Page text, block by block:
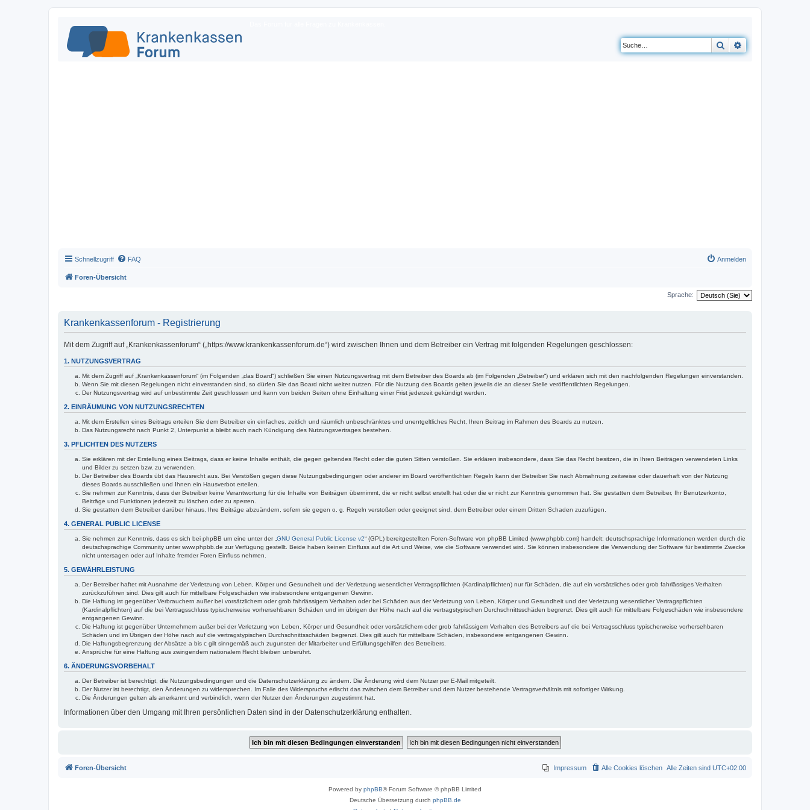
Suche
Schnellzugriff FAQ Anmelden
Foren-Übersicht
Sprache:
Krankenkassenforum - Registrierung
Mit dem Zugriff auf „Krankenkassenforum“ („https://www.krankenkassenforum.de“) wird zwischen Ihnen und dem Betreiber ein Vertrag mit folgenden Regelungen geschlossen:
1. NUTZUNGSVERTRAG
Mit dem Zugriff auf „Krankenkassenforum“ (im Folgenden „das Board“) schließen Sie einen Nutzungsvertrag mit dem Betreiber des Boards ab (im Folgenden „Betreiber“) und erklären sich mit den nachfolgenden Regelungen einverstanden.
Wenn Sie mit diesen Regelungen nicht einverstanden sind, so dürfen Sie das Board nicht weiter nutzen. Für die Nutzung des Boards gelten jeweils die an dieser Stelle veröffentlichten Regelungen.
Der Nutzungsvertrag wird auf unbestimmte Zeit geschlossen und kann von beiden Seiten ohne Einhaltung einer Frist jederzeit gekündigt werden.
2. EINRÄUMUNG VON NUTZUNGSRECHTEN
Mit dem Erstellen eines Beitrags erteilen Sie dem Betreiber ein einfaches, zeitlich und räumlich unbeschränktes und unentgeltliches Recht, Ihren Beitrag im Rahmen des Boards zu nutzen.
Das Nutzungsrecht nach Punkt 2, Unterpunkt a bleibt auch nach Kündigung des Nutzungsvertrages bestehen.
3. PFLICHTEN DES NUTZERS
Sie erklären mit der Erstellung eines Beitrags, dass er keine Inhalte enthält, die gegen geltendes Recht oder die guten Sitten verstoßen. Sie erklären insbesondere, dass Sie das Recht besitzen, die in Ihren Beiträgen verwendeten Links
und Bilder zu setzen bzw. zu verwenden.
Der Betreiber des Boards übt das Hausrecht aus. Bei Verstößen gegen diese Nutzungsbedingungen oder anderer im Board veröffentlichten Regeln kann der Betreiber Sie nach Abmahnung zeitweise oder dauerhaft von der Nutzung
dieses Boards ausschließen und Ihnen ein Hausverbot erteilen.
Sie nehmen zur Kenntnis, dass der Betreiber keine Verantwortung für die Inhalte von Beiträgen übernimmt, die er nicht selbst erstellt hat oder die er nicht zur Kenntnis genommen hat. Sie gestatten dem Betreiber, Ihr Benutzerkonto,
Beiträge und Funktionen jederzeit zu löschen oder zu sperren.
Sie gestatten dem Betreiber darüber hinaus, Ihre Beiträge abzuändern, sofern sie gegen o. g. Regeln verstoßen oder geeignet sind, dem Betreiber oder einem Dritten Schaden zuzufügen.
4. GENERAL PUBLIC LICENSE
Sie nehmen zur Kenntnis, dass es sich bei phpBB um eine unter der „ GNU General Public License v2“ (GPL) bereitgestellten Foren-Software von phpBB Limited (www.phpbb.com) handelt; deutschsprachige Informationen werden durch die
deutschsprachige Community unter www.phpbb.de zur Verfügung gestellt. Beide haben keinen Einfluss auf die Art und Weise, wie die Software verwendet wird. Sie können insbesondere die Verwendung der Software für bestimmte Zwecke
nicht untersagen oder auf Inhalte fremder Foren Einfluss nehmen.
5. GEWÄHRLEISTUNG
Der Betreiber haftet mit Ausnahme der Verletzung von Leben, Körper und Gesundheit und der Verletzung wesentlicher Vertragspflichten (Kardinalpflichten) nur für Schäden, die auf ein vorsätzliches oder grob fahrlässiges Verhalten
zurückzuführen sind. Dies gilt auch für mittelbare Folgeschäden wie insbesondere entgangenen Gewinn.
Die Haftung ist gegenüber Verbrauchern außer bei vorsätzlichem oder grob fahrlässigem Verhalten oder bei Schäden aus der Verletzung von Leben, Körper und Gesundheit und der Verletzung wesentlicher Vertragspflichten
(Kardinalpflichten) auf die bei Vertragsschluss typischerweise vorhersehbaren Schäden und im übrigen der Höhe nach auf die vertragstypischen Durchschnittsschäden begrenzt. Dies gilt auch für mittelbare Folgeschäden wie insbesondere
entgangenen Gewinn.
Die Haftung ist gegenüber Unternehmern außer bei der Verletzung von Leben, Körper und Gesundheit oder vorsätzlichem oder grob fahrlässigem Verhalten des Betreibers auf die bei Vertragsschluss typischerweise vorhersehbaren
Schäden und im Übrigen der Höhe nach auf die vertragstypischen Durchschnittsschäden begrenzt. Dies gilt auch für mittelbare Schäden, insbesondere entgangenen Gewinn.
Die Haftungsbegrenzung der Absätze a bis c gilt sinngemäß auch zugunsten der Mitarbeiter und Erfüllungsgehilfen des Betreibers.
Ansprüche für eine Haftung aus zwingendem nationalem Recht bleiben unberührt.
6. ÄNDERUNGSVORBEHALT
Der Betreiber ist berechtigt, die Nutzungsbedingungen und die Datenschutzerklärung zu ändern. Die Änderung wird dem Nutzer per E-Mail mitgeteilt.
Der Nutzer ist berechtigt, den Änderungen zu widersprechen. Im Falle des Widerspruchs erlischt das zwischen dem Betreiber und dem Nutzer bestehende Vertragsverhältnis mit sofortiger Wirkung.
Die Änderungen gelten als anerkannt und verbindlich, wenn der Nutzer den Änderungen zugestimmt hat.
Informationen über den Umgang mit Ihren persönlichen Daten sind in der Datenschutzerklärung enthalten.
Foren-Übersicht Alle Zeiten sind UTC+02:00
Alle Cookies löschen
Impressum
Powered by phpBB® Forum Software © phpBB Limited
Deutsche Übersetzung durch phpBB.de